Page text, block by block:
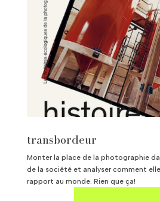
transbordeur
Monter la place de la photographie
de la société et analyser comment
rapport au monde. Rien que ça!